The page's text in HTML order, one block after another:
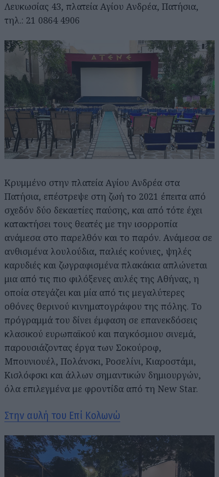
Λευκωσίας 43, πλατεία Αγίου Ανδρέα, Πατήσια,
τηλ.: 21 0864 4906
Κρυμμένο στην πλατεία Αγίου Ανδρέα στα
Πατήσια, επέστρεψε στη ζωή το 2021 έπειτα από
σχεδόν δύο δεκαετίες παύσης, και από τότε έχει
κατακτήσει τους θεατές με την ισορροπία
ανάμεσα στο παρελθόν και το παρόν. Ανάμεσα σε
ανθισμένα λουλούδια, παλιές κούνιες, ψηλές
καρυδιές και ζωγραφισμένα πλακάκια απλώνεται
μια από τις πιο φιλόξενες αυλές της Αθήνας, η
οποία στεγάζει και μία από τις μεγαλύτερες
οθόνες θερινού κινηματογράφου της πόλης. Το
πρόγραμμά του δίνει έμφαση σε επανεκδόσεις
κλασικού ευρωπαϊκού και παγκόσμιου σινεμά,
παρουσιάζοντας έργα των Σοκούροφ,
Μπουνιουέλ, Πολάνσκι, Ροσελίνι, Κιαροστάμι,
Κισλόφσκι και άλλων σημαντικών δημιουργών,
όλα επιλεγμένα με φροντίδα από τη New Star.
Στην αυλή του Επί Κολωνώ